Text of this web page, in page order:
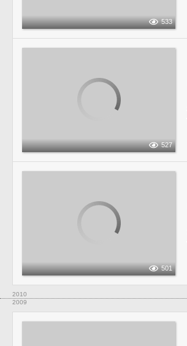
533
527
501
2010
2009